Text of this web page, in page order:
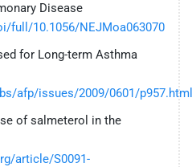
Disease
full/10.1056/NEJMoa063070
for Long-term Asthma
afp/issues/2009/0601/p957.html
of salmeterol in the
article/S0091-